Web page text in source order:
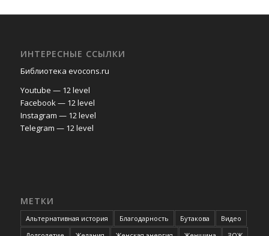
ИНТЕРЕСНЫЕ ССЫЛКИ
Библиотека evocons.ru
Youtube — 12 level
Facebook — 12 level
Instagram — 12 level
Telegram — 12 level
МЕТКИ
Альтернативная история Благодарность Бутакова
Видео